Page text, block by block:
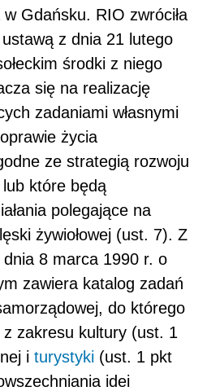
Gdańsku. RIO zwróciła
z dnia 21 lutego
środki z niego
się na realizację
zadaniami własnymi
życia
ze strategią rozwoju
które będą
polegające na
żywiołowej (ust. 7). Z
8 marca 1990 r. o
zawiera katalog zadań
do którego
zakresu kultury (ust. 1
i turystyki (ust. 1 pkt
idei